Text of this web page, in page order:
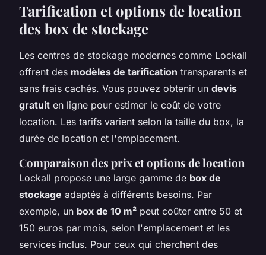
Tarification et options de location
des box de stockage
Les centres de stockage modernes comme Lockall
offrent des modèles de tarification transparents et
sans frais cachés. Vous pouvez obtenir un devis
gratuit en ligne pour estimer le coût de votre
location. Les tarifs varient selon la taille du box, la
durée de location et l'emplacement.
Comparaison des prix et options de location
Lockall propose une large gamme de box de
stockage adaptés à différents besoins. Par
exemple, un box de 10 m² peut coûter entre 50 et
150 euros par mois, selon l'emplacement et les
services inclus. Pour ceux qui cherchent des